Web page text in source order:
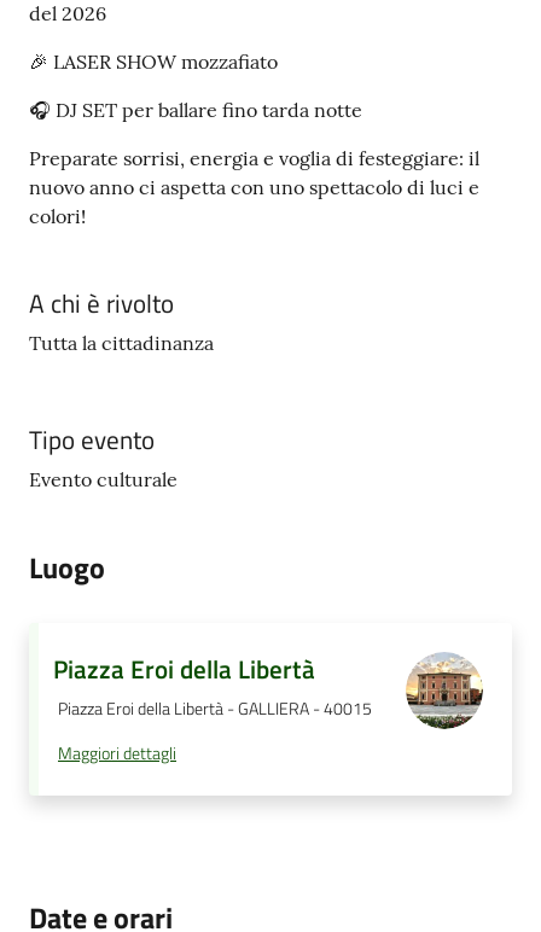
del 2026
🎉 LASER SHOW mozzafiato
🎧 DJ SET per ballare fino tarda notte
Preparate sorrisi, energia e voglia di festeggiare: il
nuovo anno ci aspetta con uno spettacolo di luci e
colori!
A chi è rivolto
Tutta la cittadinanza
Tipo evento
Evento culturale
Luogo
Piazza Eroi della Libertà
Piazza Eroi della Libertà - GALLIERA - 40015
Maggiori dettagli
Date e orari